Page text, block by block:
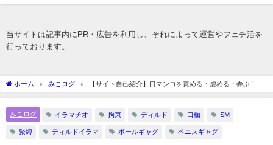
当サイトは記事内にPR・広告を利用し、それによって運営やフェチ活を
行っております。
ホーム みこログ
【サイト自己紹介】口マンコを責める・虐める・弄ぶ！！
を掲げるこのblogとは！？
みこログ イラマチオ 拘束 ディルド 口枷 SM
緊縛 ディルドイラマ ボールギャグ ペニスギャグ